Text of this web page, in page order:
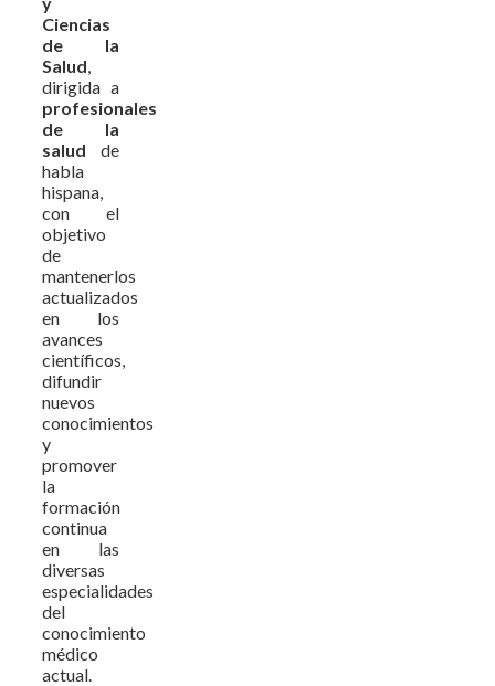
Ciencias
de la
Salud,
dirigida a
profesionales
de la
salud de
habla
hispana,
con el
objetivo
de
mantenerlos
actualizados
en los
avances
científicos,
difundir
nuevos
conocimientos
y
promover
la
formación
continua
en las
diversas
especialidades
del
conocimiento
médico
actual.